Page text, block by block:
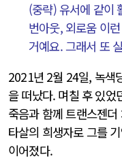
(중략) 유서에 같이
번아웃, 외로움 이
거예요. 그래서 또
2021년 2월 24일, 녹색
을 떠났다. 며칠 후 있었
죽음과 함께 트랜스젠
타살의 희생자로 그를
이어졌다.